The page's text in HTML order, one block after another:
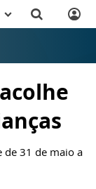
de 31 de maio a